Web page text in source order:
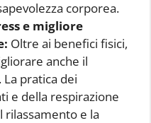
corporea.
e migliore
Oltre ai benefici fisici,
anche il
pratica dei
e della respirazione
rilassamento e la